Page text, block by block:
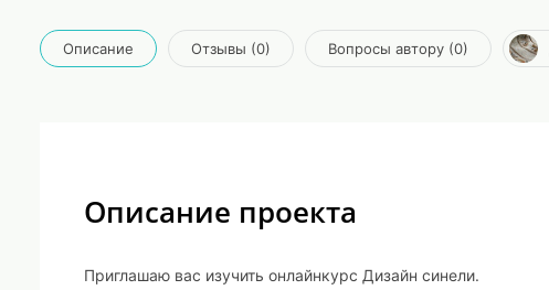
Описание Отзывы (0) Вопросы автору (0)
Описание проекта
Приглашаю вас изучить онлайнкурс Дизайн синели.